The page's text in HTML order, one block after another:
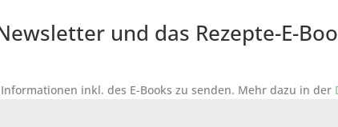
und das Rezepte-E-
inkl. des E-Books zu senden. Mehr dazu in der